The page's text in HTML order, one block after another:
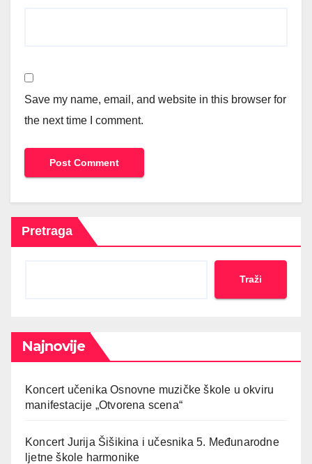
Save my name, email, and website in this browser for
the next time I comment.
Pretraga
Traži
Najnovije
Koncert učenika Osnovne muzičke škole u okviru
manifestacije „Otvorena scena“
Koncert Jurija Šišikina i učesnika 5. Međunarodne
ljetne škole harmonike